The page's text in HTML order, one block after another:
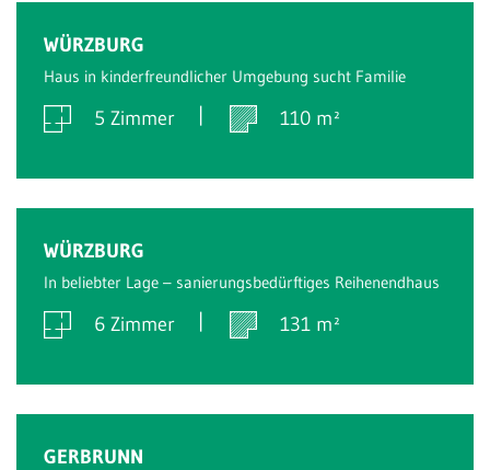
WÜRZBURG
Haus in kinderfreundlicher Umgebung sucht Familie
5 Zimmer 110 m²
WÜRZBURG
In beliebter Lage – sanierungsbedürftiges Reihenendhaus
6 Zimmer 131 m²
GERBRUNN